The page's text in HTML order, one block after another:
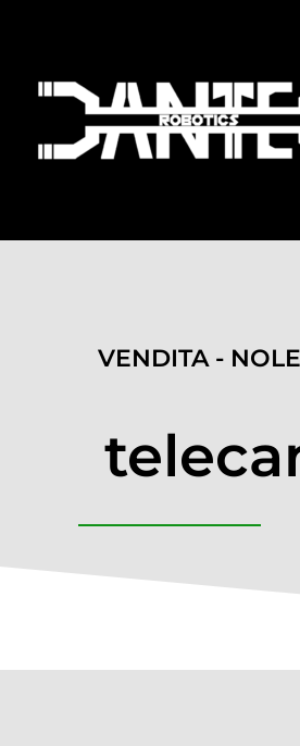
VENDITA -